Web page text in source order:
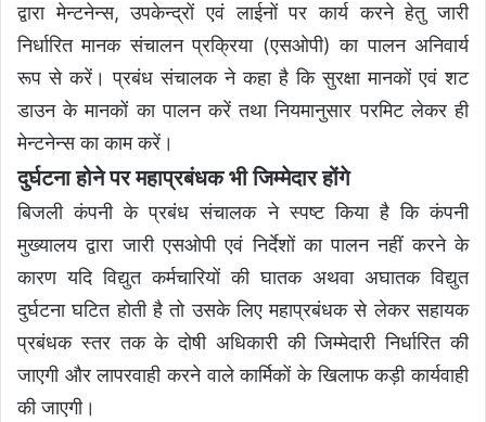
द्वारा मेन्टनेन्स, उपकेन्द्रों एवं लाईनों पर कार्य करने हेतु जारी
निर्धारित मानक संचालन प्रक्रिया (एसओपी) का पालन अनिवार्य
रूप से करें। प्रबंध संचालक ने कहा है कि सुरक्षा मानकों एवं शट
डाउन के मानकों का पालन करें तथा नियमानुसार परमिट लेकर ही
मेन्टनेन्स का काम करें।
दुर्घटना होने पर महाप्रबंधक भी जिम्मेदार होंगे
बिजली कंपनी के प्रबंध संचालक ने स्पष्ट किया है कि कंपनी
मुख्यालय द्वारा जारी एसओपी एवं निर्देशों का पालन नहीं करने के
कारण यदि विद्युत कर्मचारियों की घातक अथवा अघातक विद्युत
दुर्घटना घटित होती है तो उसके लिए महाप्रबंधक से लेकर सहायक
प्रबंधक स्तर तक के दोषी अधिकारी की जिम्मेदारी निर्धारित की
जाएगी और लापरवाही करने वाले कार्मिकों के खिलाफ कड़ी कार्यवाही
की जाएगी।